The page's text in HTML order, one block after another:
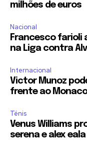
milhões de euros
Nacional
Francesco farioli
na Liga contra
Internacional
Victor Munoz
frente ao Monaco
Ténis
Venus Williams
serena e alex eala